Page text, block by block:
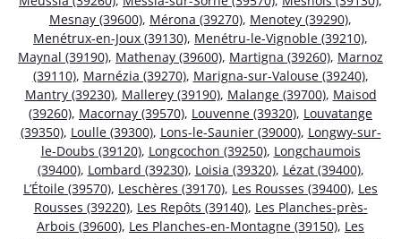
Mesnay (39600), Mérona (39270), Menotey (39290),
Menétrux-en-Joux (39130), Menétru-le-Vignoble (39210),
Maynal (39190), Mathenay (39600), Martigna (39260), Marnoz
(39110), Marnézia (39270), Marigna-sur-Valouse (39240),
Mantry (39230), Mallerey (39190), Malange (39700), Maisod
(39260), Macornay (39570), Louvenne (39320), Louvatange
(39350), Loulle (39300), Lons-le-Saunier (39000), Longwy-sur-
le-Doubs (39120), Longcochon (39250), Longchaumois
(39400), Lombard (39230), Loisia (39320), Lézat (39400),
L’Étoile (39570), Leschères (39170), Les Rousses (39400), Les
Rousses (39220), Les Repôts (39140), Les Planches-près-
Arbois (39600), Les Planches-en-Montagne (39150), Les